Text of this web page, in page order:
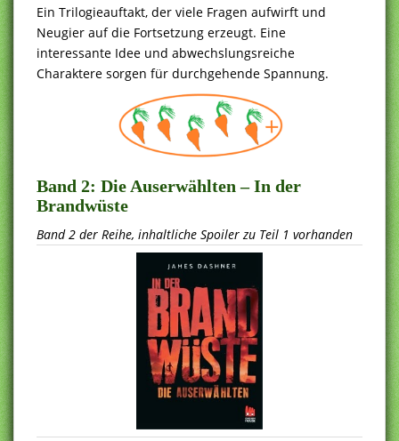
Ein Trilogieauftakt, der viele Fragen aufwirft und
Neugier auf die Fortsetzung erzeugt. Eine
interessante Idee und abwechslungsreiche
Charaktere sorgen für durchgehende Spannung.
Band 2: Die Auserwählten – In der
Brandwüste
Band 2 der Reihe, inhaltliche Spoiler zu Teil 1 vorhanden